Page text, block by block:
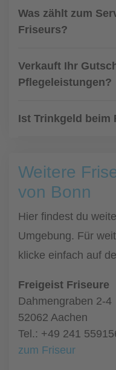
Was zählt zum
Friseurs?
Verkauft Ihr
Pflegeleistungen?
Ist Trinkgeld beim
Weitere
von Bonn
Hier findest du
Umgebung. Für
klicke einfach auf
Freigeist Friseure
Dahmengraben 2-4
52062 Aachen
Tel.: +49 241
zum Friseur